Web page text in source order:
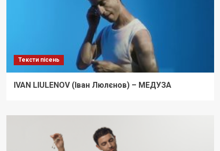
Тексти пісень
IVAN LIULENOV (Іван Люлєнов) – МЕДУЗА